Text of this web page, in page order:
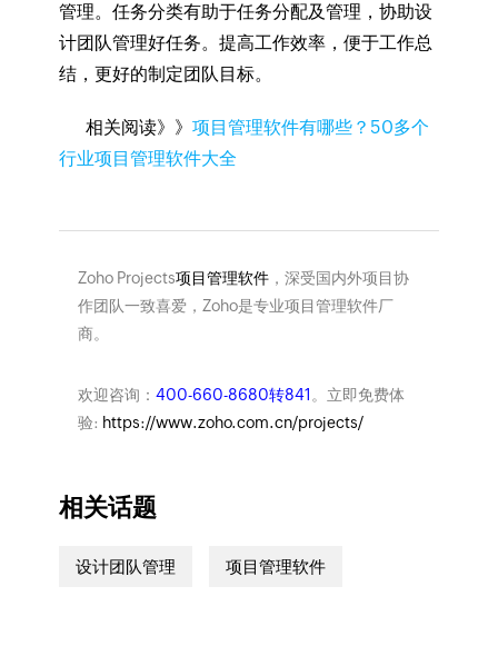
管理。任务分类有助于任务分配及管理，协助设
计团队管理好任务。提高工作效率，便于工作总
结，更好的制定团队目标。
相关阅读》》 项目管理软件有哪些？50多个
行业项目管理软件大全
Zoho Projects项目管理软件，深受国内外项目协
作团队一致喜爱，Zoho是专业项目管理软件厂
商。
欢迎咨询： 400-660-8680转841 。立即免费体
验: https://www.zoho.com.cn/projects/
相关话题
设计团队管理 项目管理软件